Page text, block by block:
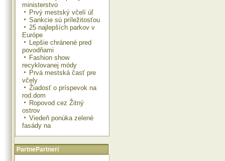
ministerstvo
Prvý mestský včelí úľ
Sankcie sú príležitosťou
25 najlepších parkov v
Európe
Lepšie chránené pred
povodňami
Fashion show
recyklovanej módy
Prvá mestská časť pre
včely
Žiadosť o príspevok na
rod.dom
Ropovod cez Žitný
ostrov
Viedeň ponúka zelené
fasády na
PartnePartneri